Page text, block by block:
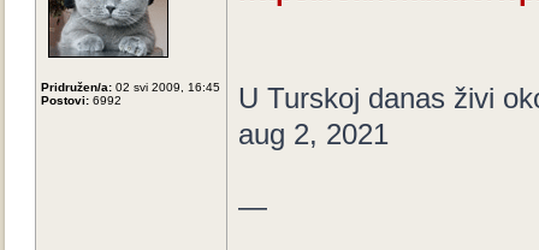
Pridružen/a: 02 svi 2009, 16:45
Postovi: 6992
U Turskoj danas živi
aug 2, 2021
—